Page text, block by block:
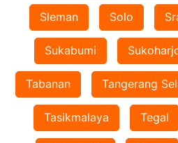
Sleman Solo
Sukabumi
Tabanan Tangerang
Tasikmalaya Tegal